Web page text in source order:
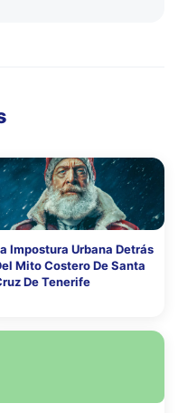
Impostura Urbana Detrás
Mito Costero De Santa
De Tenerife